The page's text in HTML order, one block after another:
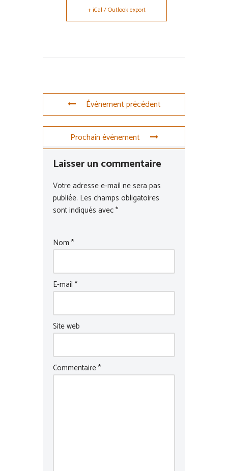
+ iCal / Outlook export
Événement précédent
Prochain événement
Laisser un commentaire
Votre adresse e-mail ne sera pas
publiée. Les champs obligatoires
sont indiqués avec*
Nom *
E-mail *
Site web
Commentaire*